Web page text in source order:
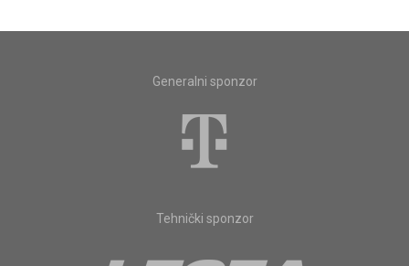
Generalni sponzor
Tehnički sponzor